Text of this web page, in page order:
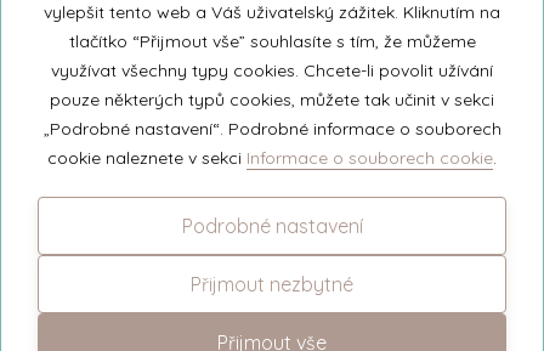
© 2026 Unipar
+420 571 651 531
eshop@unipar.cz
Facebook
Instagram
vylepšit tento web a Váš uživatelský zážitek. Kliknutím na
tlačítko “Přijmout vše” souhlasíte s tím, že můžeme
využívat všechny typy cookies. Chcete-li povolit užívání
pouze některých typů cookies, můžete tak učinit v sekci
„Podrobné nastavení“. Podrobné informace o souborech
cookie naleznete v sekci Informace o souborech cookie.
Podrobné nastavení
Přijmout nezbytné
Přijmout vše